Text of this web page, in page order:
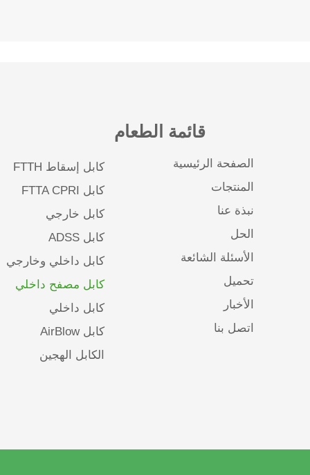
قائمة الطعام
الصفحة الرئيسية
المنتجات
نبذة عنا
الحل
الأسئلة الشائعة
تحميل
الأخبار
اتصل بنا
كابل إسقاط FTTH
كابل FTTA CPRI
كابل خارجي
كابل ADSS
كابل داخلي وخارجي
كابل مصفح داخلي
كابل داخلي
كابل AirBlow
الكابل الهجين